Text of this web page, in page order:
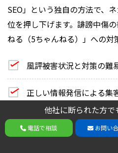
他社に断られた方で
電話で相談 お問い
SEO」という独自の方法で、
位を押し下げます。誹謗中傷
ねる（5ちゃんねる）」への対
風評被害状況と対策の難
正しい情報発信による集
38,000件を超える豊富な
他社に断られた方で
電話で相談
お問い